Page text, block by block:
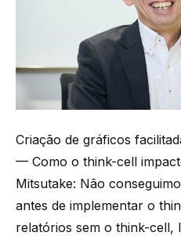
Criação de gráficos
— Como o think-cell
Mitsutake: Não
antes de implementar o
relatórios sem o think-cell,